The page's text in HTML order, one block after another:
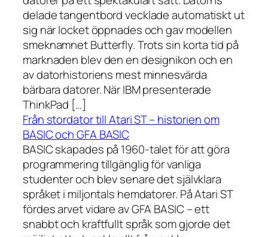
delade tangentbord vecklade automatiskt ut
sig när locket öppnades och gav modellen
smeknamnet Butterfly. Trots sin korta tid på
marknaden blev den en designikon och en
av datorhistoriens mest minnesvärda
bärbara datorer. När IBM presenterade
ThinkPad […]
Från stordator till Atari ST – historien om
BASIC och GFA BASIC
BASIC skapades på 1960-talet för att göra
programmering tillgänglig för vanliga
studenter och blev senare det självklara
språket i miljontals hemdatorer. På Atari ST
fördes arvet vidare av GFA BASIC – ett
snabbt och kraftfullt språk som gjorde det